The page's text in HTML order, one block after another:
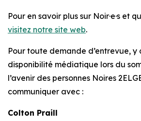
Pour en savoir plus sur Noir·e·s et
visitez notre site web.
Pour toute demande d’entrevue, y
disponibilité médiatique lors du
l’avenir des personnes Noires
communiquer avec :
Colton Praill